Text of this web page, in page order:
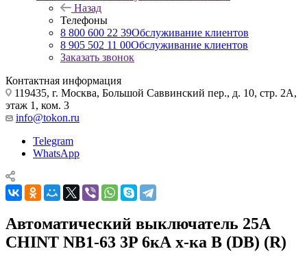
Назад
Телефоны
8 800 600 22 39Обслуживание клиентов
8 905 502 11 00Обслуживание клиентов
Заказать звонок
Контактная информация
119435, г. Москва, Большой Саввинский пер., д. 10, стр. 2А,
этаж 1, ком. 3
info@tokon.ru
Telegram
WhatsApp
Автоматический выключатель 25А
CHINT NB1-63 3P 6кА х-ка B (DB) (R)